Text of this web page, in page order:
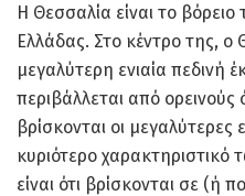
Η Θεσσαλία είναι το
Ελλάδας. Στο κέντρο της, ο
μεγαλύτερη ενιαία πεδινή
περιβάλλεται από
βρίσκονται οι
κυριότερο
είναι ότι βρίσκονται σε (ή